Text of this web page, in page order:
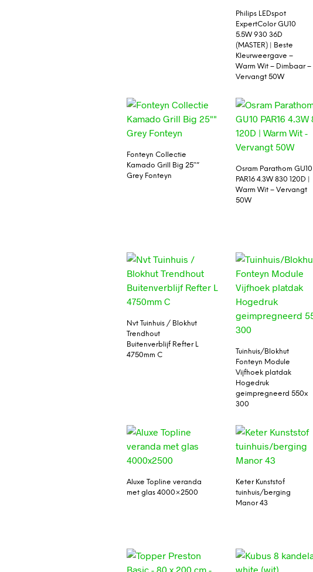
Philips LEDspot
ExpertColor GU10
5.5W 930 36D
(MASTER) | Beste
Kleurweergave –
Warm Wit – Dimbaar –
Vervangt 50W
Fonteyn Collectie
Kamado Grill Big 25″”
Grey Fonteyn
Osram Parathom GU10
PAR16 4.3W 830 120D |
Warm Wit – Vervangt
50W
Nvt Tuinhuis / Blokhut
Trendhout
Buitenverblijf Refter L
4750mm C
Tuinhuis/Blokhut
Fonteyn Module
Vijfhoek platdak
Hogedruk
geimpregneerd 550x
300
Aluxe Topline veranda
met glas 4000×2500
Keter Kunststof
tuinhuis/berging
Manor 43